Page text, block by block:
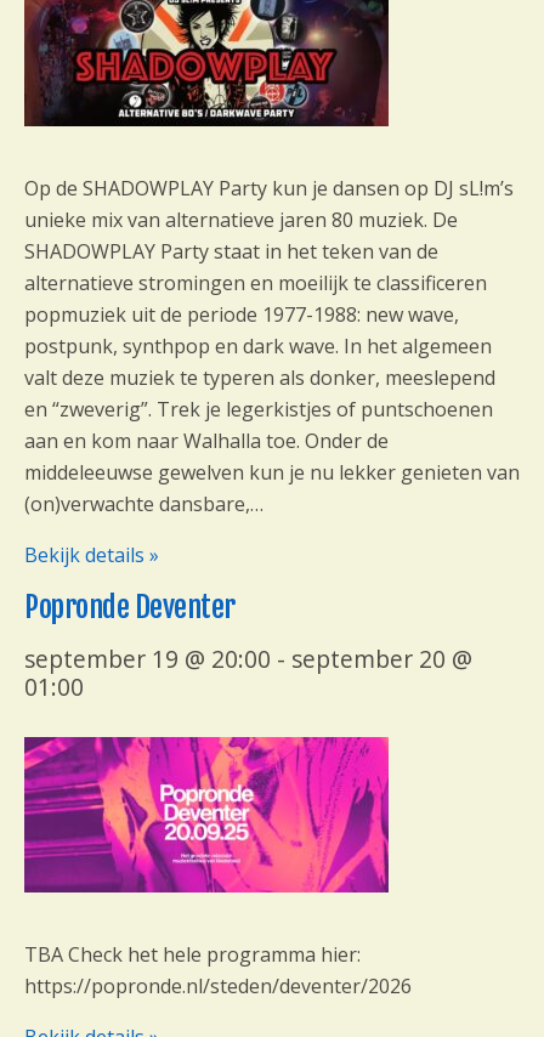
Op de SHADOWPLAY Party kun je dansen op DJ sL!m’s
unieke mix van alternatieve jaren 80 muziek. De
SHADOWPLAY Party staat in het teken van de
alternatieve stromingen en moeilijk te classificeren
popmuziek uit de periode 1977-1988: new wave,
postpunk, synthpop en dark wave. In het algemeen
valt deze muziek te typeren als donker, meeslepend
en “zweverig”. Trek je legerkistjes of puntschoenen
aan en kom naar Walhalla toe. Onder de
middeleeuwse gewelven kun je nu lekker genieten van
(on)verwachte dansbare,…
Bekijk details »
Popronde Deventer
september 19 @ 20:00 - september 20 @
01:00
TBA Check het hele programma hier:
https://popronde.nl/steden/deventer/2026